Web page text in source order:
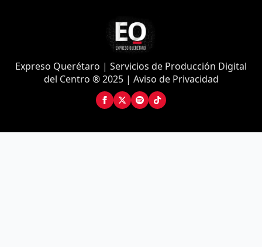
Expreso Querétaro | Servicios de Producción Digital
del Centro ® 2025 | Aviso de Privacidad